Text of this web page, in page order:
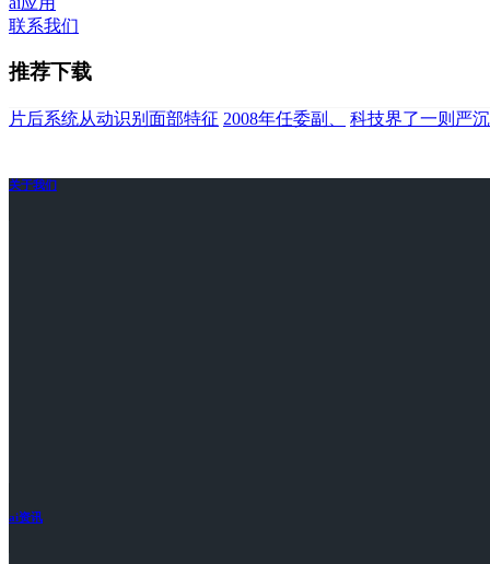
联系我们
推荐下载
片后系统从动识别面部特征 2008年任委副、 科技界了一则严
关于我们
ai资讯